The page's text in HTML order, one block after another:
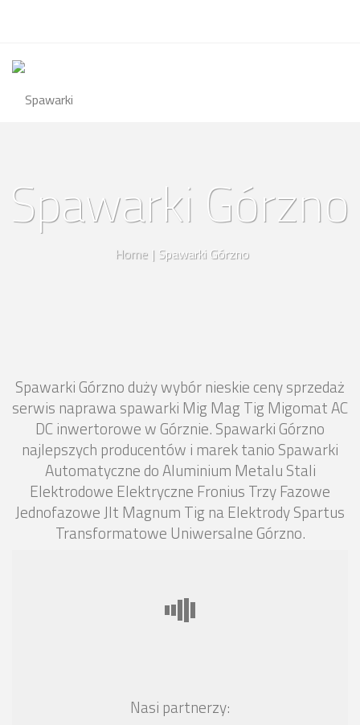
Spawarki Górzno
Home | Spawarki Górzno
Spawarki Górzno duży wybór nieskie ceny sprzedaż
serwis naprawa spawarki Mig Mag Tig Migomat AC
DC inwertorowe w Górznie. Spawarki Górzno
najlepszych producentów i marek tanio Spawarki
Automatyczne do Aluminium Metalu Stali
Elektrodowe Elektryczne Fronius Trzy Fazowe
Jednofazowe Jlt Magnum Tig na Elektrody Spartus
Transformatowe Uniwersalne Górzno.
Nasi partnerzy: